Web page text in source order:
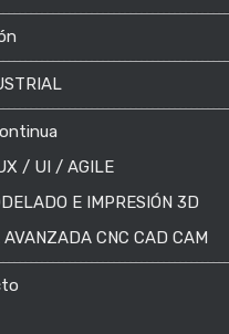
/ UI / AGILE
E IMPRESIÓN 3D
CNC CAD CAM